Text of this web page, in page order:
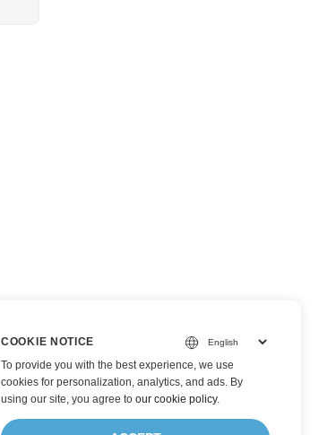
COOKIE NOTICE
To provide you with the best experience, we use
cookies for personalization, analytics, and ads. By
using our site, you agree to our cookie policy.